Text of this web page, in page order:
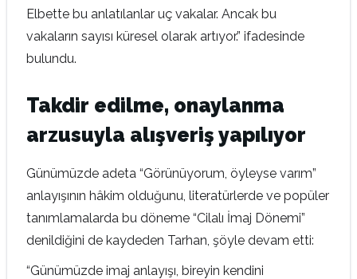
Elbette bu anlatılanlar uç vakalar. Ancak bu
vakaların sayısı küresel olarak artıyor.” ifadesinde
bulundu.
Takdir edilme, onaylanma
arzusuyla alışveriş yapılıyor
Günümüzde adeta “Görünüyorum, öyleyse varım”
anlayışının hâkim olduğunu, literatürlerde ve popüler
tanımlamalarda bu döneme “Cilalı İmaj Dönemi”
denildiğini de kaydeden Tarhan, şöyle devam etti:
“Günümüzde imaj anlayışı, bireyin kendini